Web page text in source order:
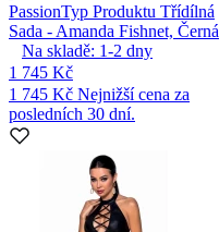
PassionTyp Produktu Třídílná
Sada - Amanda Fishnet, Černá
Na skladě: 1-2 dny
1 745 Kč
1 745 Kč Nejnižší cena za
posledních 30 dní.